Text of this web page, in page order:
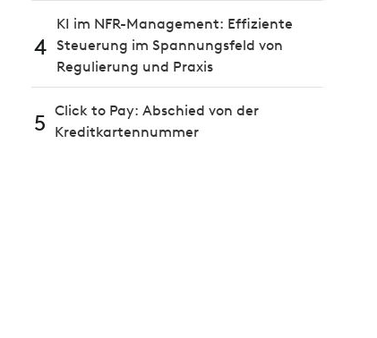
4
KI im NFR-Management: Effiziente
Steuerung im Spannungsfeld von
Regulierung und Praxis
5 Click to Pay: Abschied von der
Kreditkartennummer